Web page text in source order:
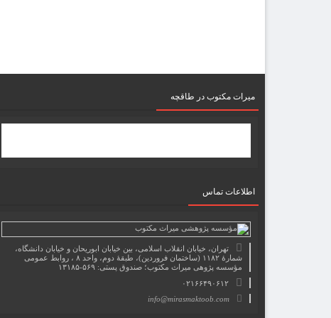
میرات مکتوب در طاقچه
اطلاعات تماس
تهران، خیابان انقلاب اسلامی، بین خیابان ابوریحان و خیابان دانشگاه،
شمارۀ ۱۱۸۲ (ساختمان فروردین)، طبقۀ دوم، واحد ۸ ، روابط عمومی
مؤسسه پژوهی میراث مکتوب؛ صندوق پستی: ۵۶۹-۱۳۱۸۵
۰۲۱۶۶۴۹۰۶۱۲
info@mirasmaktoob.com